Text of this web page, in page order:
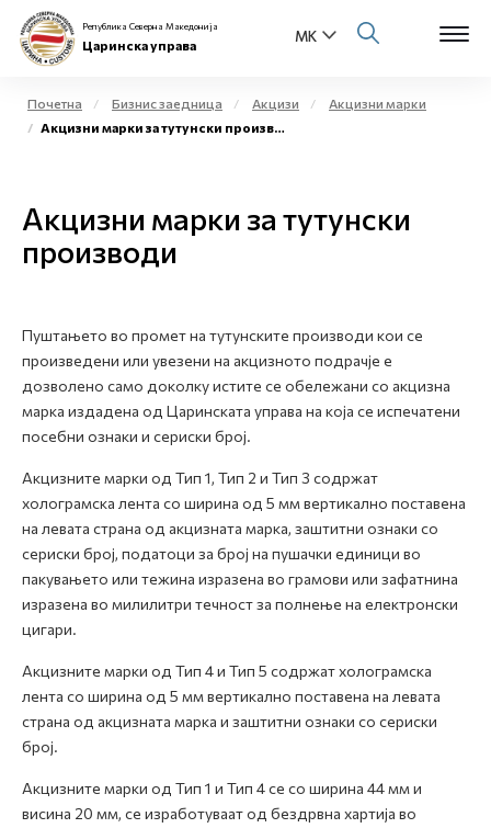
Физички лица
Бизнис заедница
Контакт
Е-Весник
Република Северна Македонија
Царинска управа
Почетна Бизнис заедница Акцизи
Акцизни марки
Акцизни марки за тутунски производи
Акцизни марки за тутунски
производи
Пуштањето во промет на тутунските производи кои се
произведени или увезени на акцизното подрачје е
дозволено само доколку истите се обележани со акцизна
марка издадена од Царинската управа на која се испечатени
посебни ознаки и сериски број.
Акцизните марки од Тип 1, Тип 2 и Тип 3 содржат
холограмска лента со ширина од 5 мм вертикално поставена
на левата страна од акцизната марка, заштитни ознаки со
сериски број, податоци за број на пушачки единици во
пакувањето или тежина изразена во грамови или зафатнина
изразена во милилитри течност за полнење на електронски
цигари.
Акцизните марки од Тип 4 и Тип 5 содржат холограмска
лента со ширина од 5 мм вертикално поставена на левата
страна од акцизната марка и заштитни ознаки со сериски
број.
Акцизните марки од Тип 1 и Тип 4 се со ширина 44 мм и
висина 20 мм, се изработуваат од бездрвна хартија во